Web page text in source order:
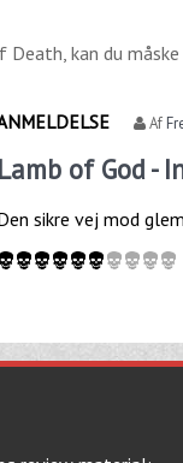
Death, kan du
Af
Lamb of God -
sikre vej mod